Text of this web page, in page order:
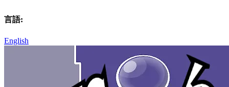
言語:
English